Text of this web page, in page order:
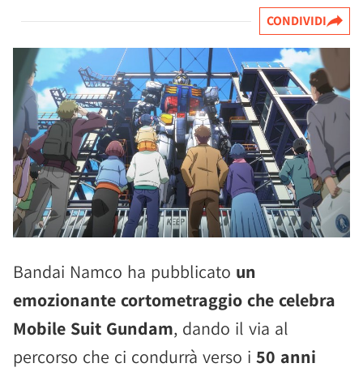
CONDIVIDI
Bandai Namco ha pubblicato un
emozionante cortometraggio che celebra
Mobile Suit Gundam, dando il via al
percorso che ci condurrà verso i 50 anni